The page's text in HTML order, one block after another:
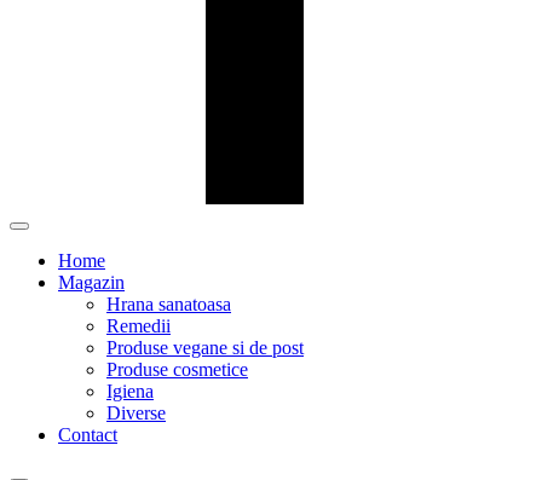
Home
Magazin
Hrana sanatoasa
Remedii
Produse vegane si de post
Produse cosmetice
Igiena
Diverse
Contact